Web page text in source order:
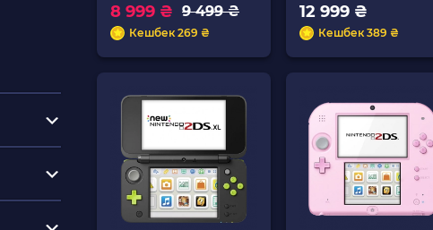
9 499 ₴
8 999 ₴
Кешбек 269 ₴
12 999 ₴
Кешбек 389 ₴